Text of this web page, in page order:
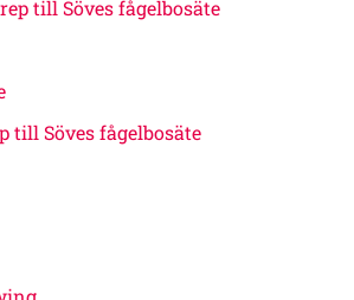
till Söves fågelbosäte